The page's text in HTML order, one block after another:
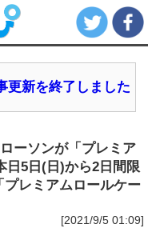
更新を終了しました
ーソンが「プレミア
日5日(日)から2日間限
レミアムロールケー
[2021/9/5 01:09]